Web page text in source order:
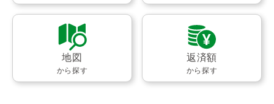
地図
から探す
返済額
から探す